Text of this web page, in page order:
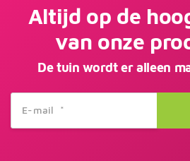
Altijd op de
van onze
De tuin wordt er alleen
E-mail *